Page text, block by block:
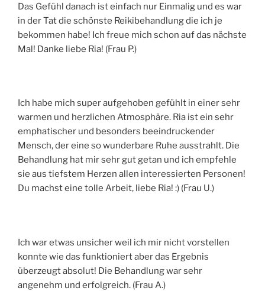
Das Gefühl danach ist einfach nur Einmalig und es war
in der Tat die schönste Reikibehandlung die ich je
bekommen habe! Ich freue mich schon auf das nächste
Mal! Danke liebe Ria! (Frau P.)
Ich habe mich super aufgehoben gefühlt in einer sehr
warmen und herzlichen Atmosphäre. Ria ist ein sehr
emphatischer und besonders beeindruckender
Mensch, der eine so wunderbare Ruhe ausstrahlt. Die
Behandlung hat mir sehr gut getan und ich empfehle
sie aus tiefstem Herzen allen interessierten Personen!
Du machst eine tolle Arbeit, liebe Ria! :) (Frau U.)
Ich war etwas unsicher weil ich mir nicht vorstellen
konnte wie das funktioniert aber das Ergebnis
überzeugt absolut! Die Behandlung war sehr
angenehm und erfolgreich. (Frau A.)